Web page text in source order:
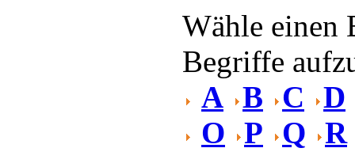
Wähle einen
Begriffe
A B C
D
O P Q R